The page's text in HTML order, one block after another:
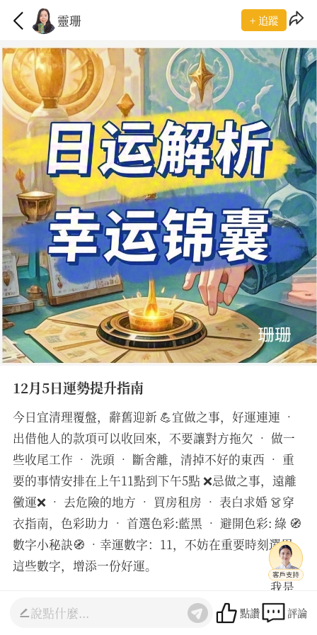
靈珊 + 追蹤
12月5日運勢提升指南
今日宜清理覆盤，辭舊迎新 💪宜做之事，好運連連 •
出借他人的款項可以收回來，不要讓對方拖欠 • 做一
些收尾工作 • 洗頭 • 斷舍離，清掉不好的東西 • 重
要的事情安排在上午11點到下午5點 ❌忌做之事，遠離
黴運❌ • 去危險的地方 • 買房租房 • 表白求婚 👗穿
衣指南，色彩助力 • 首選色彩:藍黑 • 避開色彩: 綠 🧭
數字小秘訣🧭 •幸運數字：11，不妨在重要時刻選用
這些數字，增添一份好運。
________________________________________ 我是
珊珊老師，有9年的占卜師經驗，精通塔羅占卜和生命
靈數測算，如需詳細諮詢感情，事業，財運等可以點擊
點讚 評論